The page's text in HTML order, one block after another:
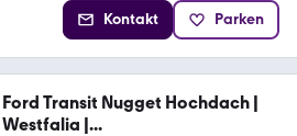
Kontakt Parken
Ford Transit Nugget Hochdach |
Westfalia |...